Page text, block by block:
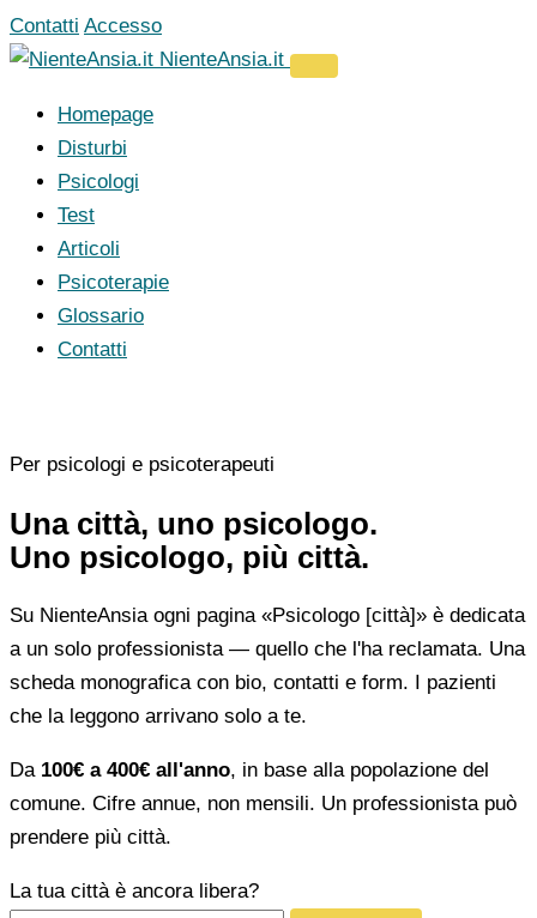
Vai
al
Contatti Accesso
NienteAnsia.it
Homepage
Disturbi
Psicologi
Test
Articoli
Psicoterapie
Glossario
Contatti
Per psicologi e psicoterapeuti
Una città, uno psicologo.
Uno psicologo, più città.
Su NienteAnsia ogni pagina «Psicologo [città]» è dedicata
a un solo professionista — quello che l'ha reclamata. Una
scheda monografica con bio, contatti e form. I pazienti
che la leggono arrivano solo a te.
Da 100€ a 400€ all'anno, in base alla popolazione del
comune. Cifre annue, non mensili. Un professionista può
prendere più città.
La tua città è ancora libera?